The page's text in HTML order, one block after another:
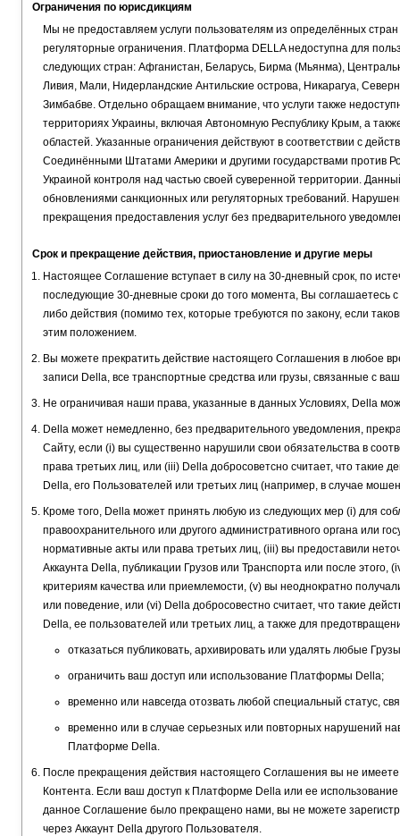
Ограничения по юрисдикциям
Мы не предоставляем услуги пользователям из определённых
регуляторные ограничения. Платформа DELLA недоступна для
следующих стран: Афганистан, Беларусь, Бирма (Мьянма),
Ливия, Мали, Нидерландские Антильские острова, Никарагуа,
Зимбабве. Отдельно обращаем внимание, что услуги также
территориях Украины, включая Автономную Республику Крым, а
областей. Указанные ограничения действуют в соответствии с
Соединёнными Штатами Америки и другими государствами против
Украиной контроля над частью своей суверенной территории.
обновлениями санкционных или регуляторных требований.
прекращения предоставления услуг без предварительного
Срок и прекращение действия, приостановление и другие меры
Настоящее Соглашение вступает в силу на 30-дневный срок, по
последующие 30-дневные сроки до того момента, Вы соглашаетесь
либо действия (помимо тех, которые требуются по закону, если
этим положением.
Вы можете прекратить действие настоящего Соглашения в любое
записи Della, все транспортные средства или грузы, связанные с
Не ограничивая наши права, указанные в данных Условиях, Della
Della может немедленно, без предварительного уведомления,
Сайту, если (i) вы существенно нарушили свои обязательства в
права третьих лиц, или (iii) Della добросоветсно считает, что
Della, его Пользователей или третьих лиц (например, в случае
Кроме того, Della может принять любую из следующих мер (i) для
правоохранительного или другого административного органа или
нормативные акты или права третьих лиц, (iii) вы предоставили
Аккаунта Della, публикации Грузов или Транспорта или после
критериям качества или приемлемости, (v) вы неоднократно
или поведение, или (vi) Della добросовестно считает, что такие
Della, ее пользователей или третьих лиц, а также для
отказаться публиковать, архивировать или удалять любые
ограничить ваш доступ или использование Платформы Della;
временно или навсегда отозвать любой специальный статус,
временно или в случае серьезных или повторных нарушений
Платформе Della.
После прекращения действия настоящего Соглашения вы не имеете
Контента. Если ваш доступ к Платформе Della или ее
данное Соглашение было прекращено нами, вы не можете
через Аккаунт Della другого Пользователя.